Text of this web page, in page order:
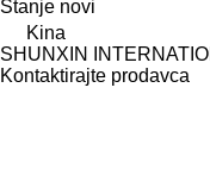
Stanje novi
Kina
SHUNXIN
Kontaktirajte prodavca